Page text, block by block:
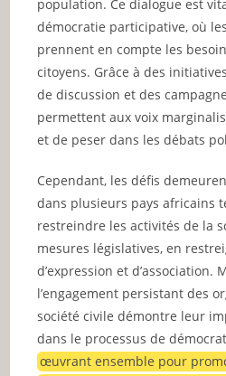
population. Ce dialogue est
démocratie participative, où
prennent en compte les
citoyens. Grâce à des
de discussion et des
permettent aux voix
et de peser dans les débats
Cependant, les défis
dans plusieurs pays africains
restreindre les activités de la
mesures législatives, en
d’expression et d’association.
l’engagement persistant des
société civile démontre leur
dans le processus de
œuvrant ensemble pour